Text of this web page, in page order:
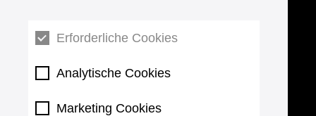
Erforderliche Cookies
Analytische Cookies
Marketing Cookies